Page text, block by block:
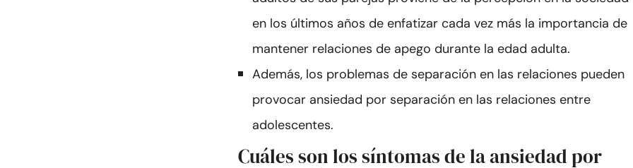
en los últimos años de enfatizar cada vez más la importancia de
mantener relaciones de apego durante la edad adulta.
Además, los problemas de separación en las relaciones pueden
provocar ansiedad por separación en las relaciones entre
adolescentes.
Cuáles son los síntomas de la ansiedad por